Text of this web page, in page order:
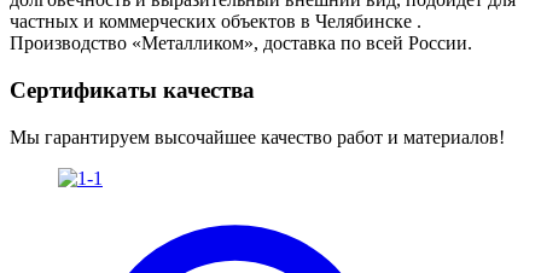
частных и коммерческих объектов в Челябинске .
Производство «Металликом», доставка по всей России.
Сертификаты качества
Мы гарантируем высочайшее качество работ и материалов!